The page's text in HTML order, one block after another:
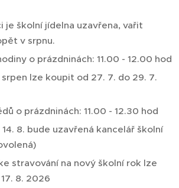
je školní jídelna uzavřena, vařit
v srpnu.
o prázdninách: 11.00 - 12.00 hod
lze koupit od 27. 7. do 29. 7.
o prázdninách: 11.00 - 12.30 hod
14. 8. bude uzavřená kancelář školní
stravování na nový školní rok lze
8. 2026